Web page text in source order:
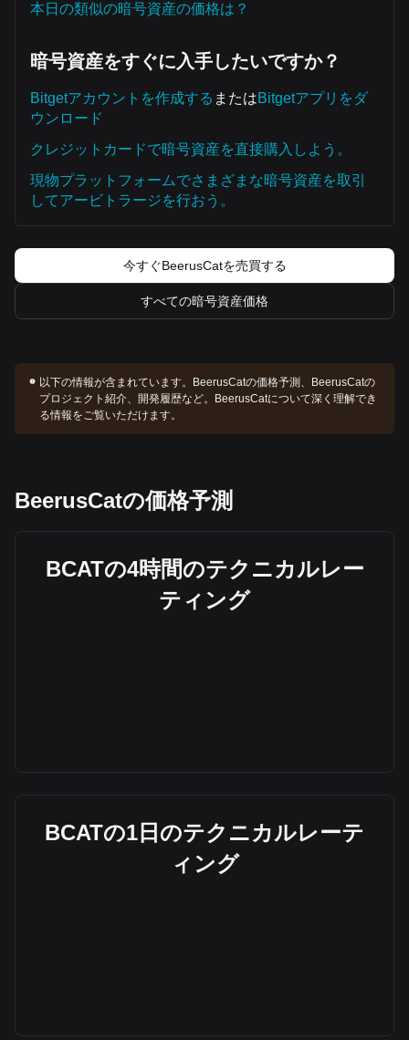
本日の類似の暗号資産の価格は？
暗号資産をすぐに入手したいですか？
Bitgetアカウントを作成する またはBitgetアプリをダ
ウンロード
クレジットカードで暗号資産を直接購入しよう。
現物プラットフォームでさまざまな暗号資産を取引
してアービトラージを行おう。
今すぐBeerusCatを売買する
すべての暗号資産価格
以下の情報が含まれています。
BeerusCatの価格予測、BeerusCatの
プロジェクト紹介、開発履歴など。BeerusCatについて深く理解でき
る情報をご覧いただけます。
BeerusCatの価格予測
BCATの4時間のテクニカルレー
ティング
BCATの1日のテクニカルレーテ
ィング